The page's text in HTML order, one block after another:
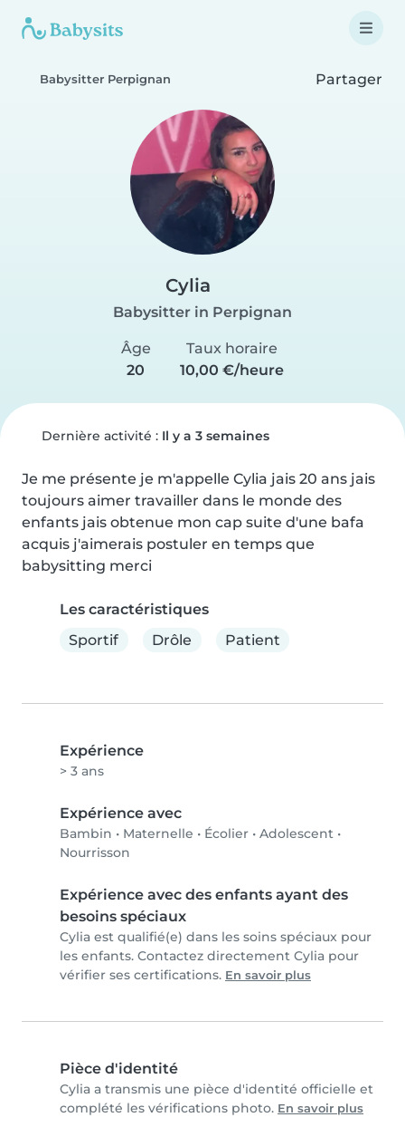
Babysitter Perpignan Partager
Cylia
Babysitter in Perpignan
Âge
20
Taux horaire
10,00 €/heure
Dernière activité : Il y a 3 semaines
Je me présente je m'appelle Cylia jais 20 ans jais
toujours aimer travailler dans le monde des
enfants jais obtenue mon cap suite d'une bafa
acquis j'aimerais postuler en temps que
babysitting merci
Les caractéristiques
Sportif
Drôle Patient
Expérience
> 3 ans
Expérience avec
Bambin • Maternelle • Écolier • Adolescent •
Nourrisson
Expérience avec des enfants ayant des
besoins spéciaux
Cylia est qualifié(e) dans les soins spéciaux pour
les enfants. Contactez directement Cylia pour
vérifier ses certifications. En savoir plus
Pièce d'identité
Cylia a transmis une pièce d'identité officielle et
complété les vérifications photo. En savoir plus